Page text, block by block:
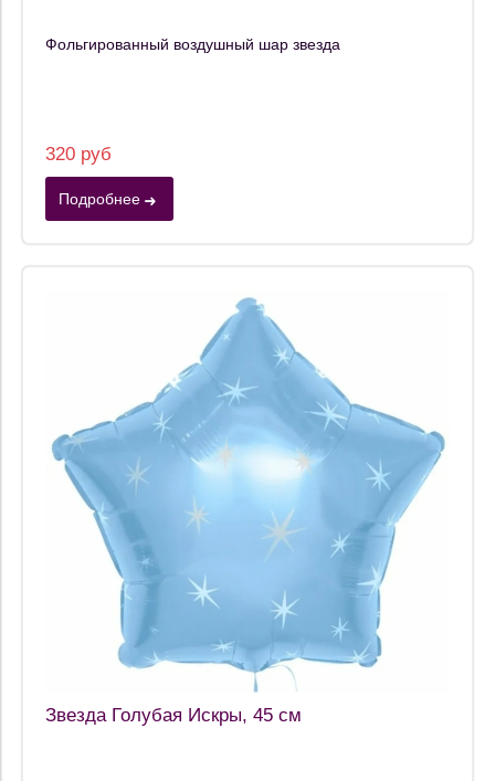
Фольгированный воздушный шар звезда
320 руб
Подробнее
Звезда Голубая Искры, 45 см